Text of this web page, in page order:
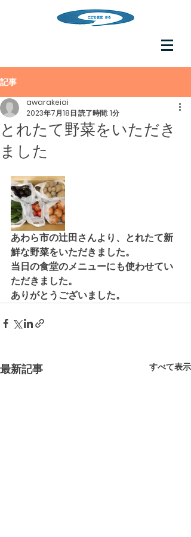
記事
とれたて野菜をいただき
ました
awarakeiai
2023年7月18日読了時間: 1分
あわら市の辻田さんより、とれたて新
鮮な野菜をいただきました。
当日の食堂のメニューにも使わせてい
ただきました。
ありがとうございました。
最新記事 すべて表示